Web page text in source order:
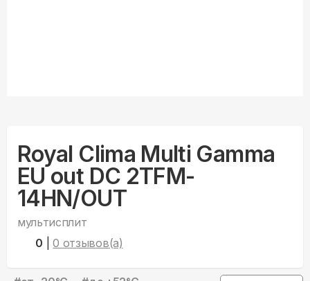
Royal Clima Multi Gamma
EU out DC 2TFM-
14HN/OUT
мультисплит
0
0 отзывов(а)